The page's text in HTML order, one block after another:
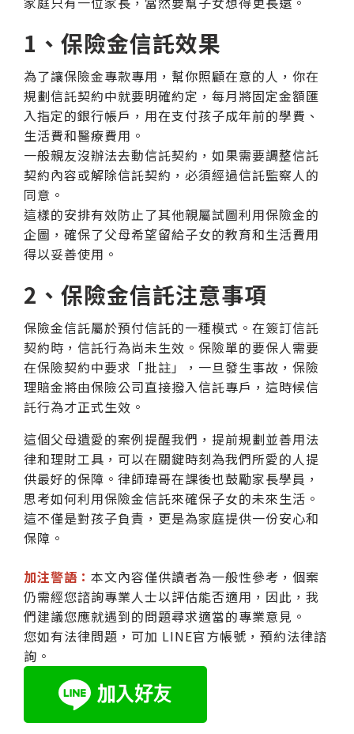
1、保險金信託效果
為了讓保險金專款專用，幫你照顧在意的人，你在
規劃信託契約中就要明確約定，每月將固定金額匯
入指定的銀行帳戶，用在支付孩子成年前的學費、
生活費和醫療費用。
一般親友沒辦法去動信託契約，如果需要調整信託
契約內容或解除信託契約，必須經過信託監察人的
同意。
這樣的安排有效防止了其他親屬試圖利用保險金的
企圖，確保了父母希望留給子女的教育和生活費用
得以妥善使用。
2、保險金信託注意事項
保險金信託屬於預付信託的一種模式。在簽訂信託
契約時，信託行為尚未生效。保險單的要保人需要
在保險契約中要求「批註」，一旦發生事故，保險
理賠金將由保險公司直接撥入信託專戶，這時候信
託行為才正式生效。
這個父母遺愛的案例提醒我們，提前規劃並善用法
律和理財工具，可以在關鍵時刻為我們所愛的人提
供最好的保障。律師瑋哥在課後也鼓勵家長學員，
思考如何利用保險金信託來確保子女的未來生活。
這不僅是對孩子負責，更是為家庭提供一份安心和
保障。
加注警語： 本文內容僅供讀者為一般性參考，個案
仍需經您諮詢專業人士以評估能否適用，因此，我
們建議您應就遇到的問題尋求適當的專業意見。
您如有法律問題，可加 LINE官方帳號，預約法律諮
詢。